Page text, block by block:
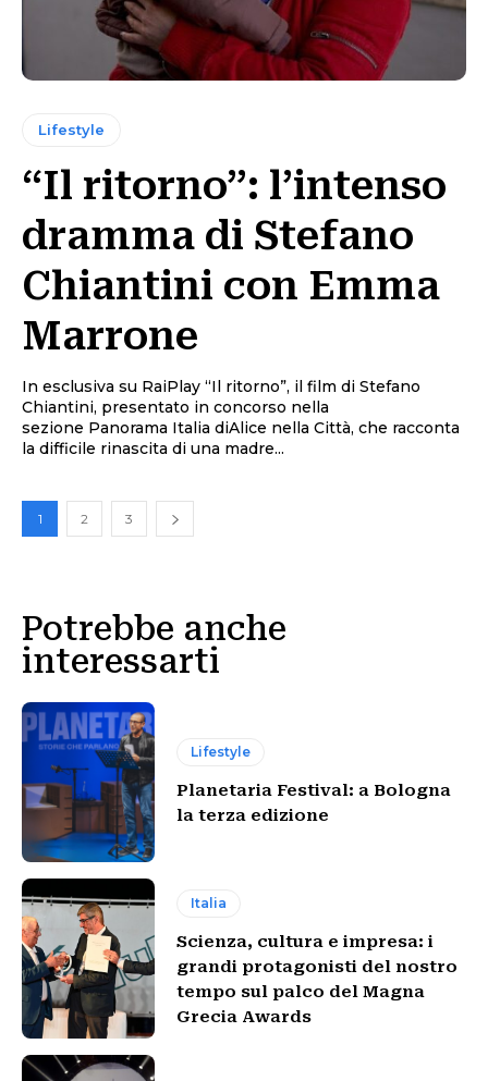
Lifestyle
“Il ritorno”: l’intenso
dramma di Stefano
Chiantini con Emma
Marrone
In esclusiva su RaiPlay “Il ritorno”, il film di Stefano
Chiantini, presentato in concorso nella
sezione Panorama Italia diAlice nella Città, che racconta
la difficile rinascita di una madre...
1 2 3
Potrebbe anche
interessarti
Lifestyle
Planetaria Festival: a Bologna
la terza edizione
Italia
Scienza, cultura e impresa: i
grandi protagonisti del nostro
tempo sul palco del Magna
Grecia Awards